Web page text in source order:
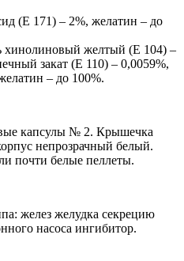
(Е 171) – 2%, желатин – до
хинолиновый желтый (Е 104) –
закат (Е 110) – 0,0059%,
– до 100%.
капсулы № 2. Крышечка
непрозрачный белый.
почти белые пеллеты.
желез желудка секрецию
насоса ингибитор.